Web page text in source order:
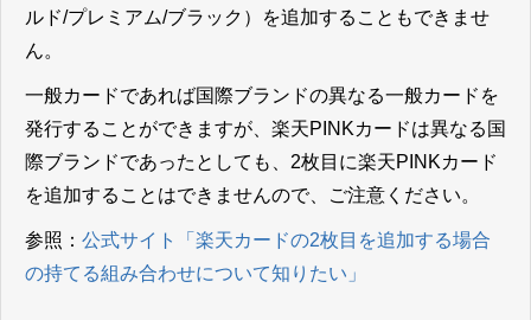
ルド/プレミアム/ブラック）を追加することもできませ
ん。
一般カードであれば国際ブランドの異なる一般カードを
発行することができますが、楽天PINKカードは異なる国
際ブランドであったとしても、2枚目に楽天PINKカード
を追加することはできませんので、ご注意ください。
参照： 公式サイト「楽天カードの2枚目を追加する場合
の持てる組み合わせについて知りたい」